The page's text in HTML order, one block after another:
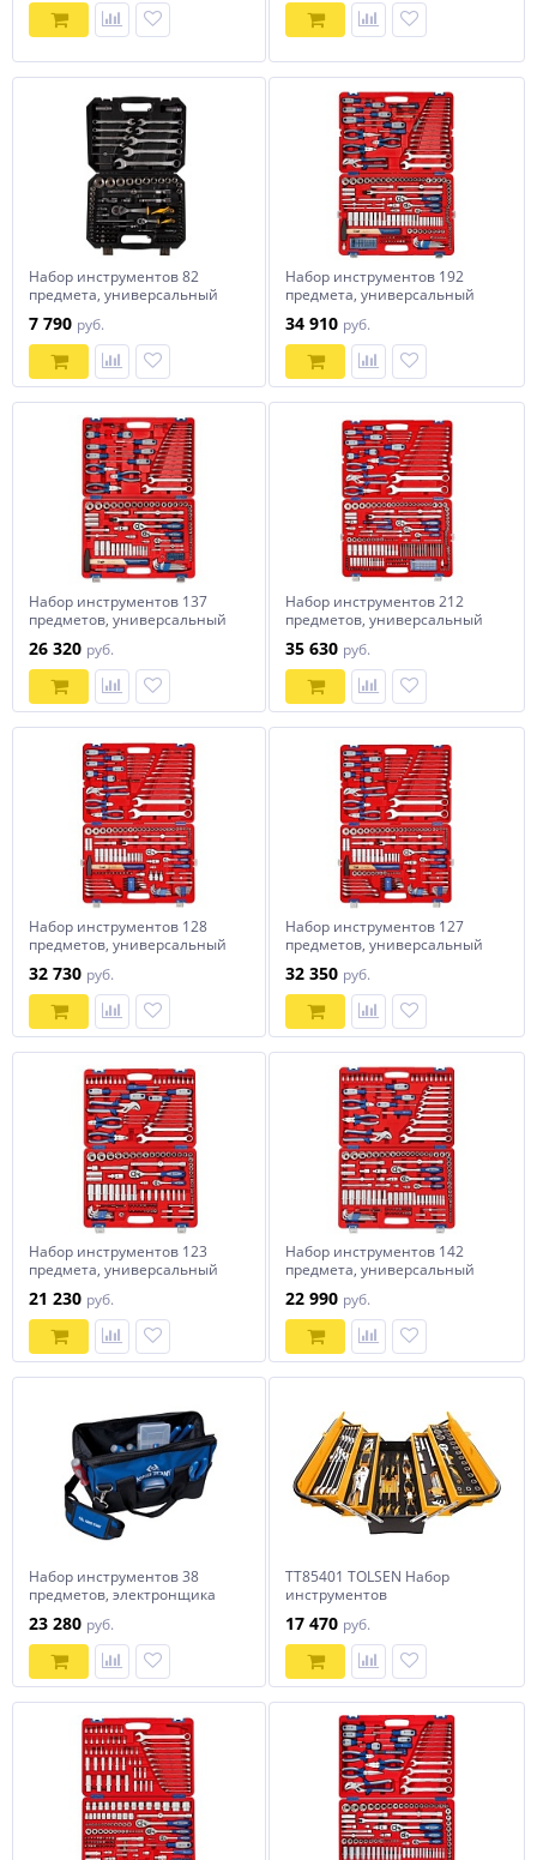
Набор инструментов 82
предмета, универсальный
7 790 руб.
Набор инструментов 192
предмета, универсальный
34 910 руб.
Набор инструментов 137
предметов, универсальный
26 320 руб.
Набор инструментов 212
предметов, универсальный
35 630 руб.
Набор инструментов 128
предметов, универсальный
32 730 руб.
Набор инструментов 127
предметов, универсальный
32 350 руб.
Набор инструментов 123
предмета, универсальный
21 230 руб.
Набор инструментов 142
предмета, универсальный
22 990 руб.
Набор инструментов 38
предметов, электронщика
23 280 руб.
TT85401 TOLSEN Набор
инструментов
ящик, 60 предметов
17 470 руб.